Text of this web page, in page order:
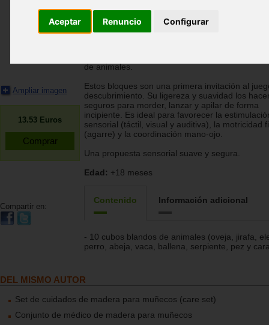
Aceptar Renuncio Configurar
Ampliar imagen
13.53 Euros
Compartir en:
Bloques blandos de animales
Miniland
de animales.
Estos bloques son una primera invitación al
descubrimiento. Su ligereza y suavidad los
seguros para morder, lanzar y apilar de forma
incipiente. Es ideal para favorecer la
sensorial (táctil, visual y auditiva), la motricidad
(agarre) y la coordinación mano-ojo.
Una propuesta sensorial suave y segura.
Edad: +18 meses
Contenido Información adicional
- 10 cubos blandos de animales (oveja, jirafa,
perro, abeja, vaca, ballena, serpiente, pez y
DEL MISMO AUTOR
Set de cuidados de madera para muñecos (care set)
Conjunto de médico de madera para muñecos